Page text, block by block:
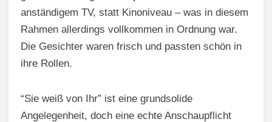
anständigem TV, statt Kinoniveau – was in diesem
Rahmen allerdings vollkommen in Ordnung war.
Die Gesichter waren frisch und passten schön in
ihre Rollen.
“Sie weiß von Ihr” ist eine grundsolide
Angelegenheit, doch eine echte Anschaupflicht